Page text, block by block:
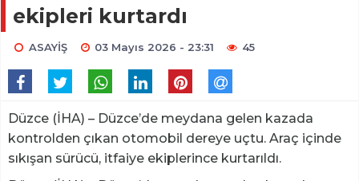
ekipleri kurtardı
ASAYİŞ 03 Mayıs 2026 - 23:31 45
Düzce (İHA) – Düzce’de meydana gelen kazada
kontrolden çıkan otomobil dereye uçtu. Araç içinde
sıkışan sürücü, itfaiye ekiplerince kurtarıldı.